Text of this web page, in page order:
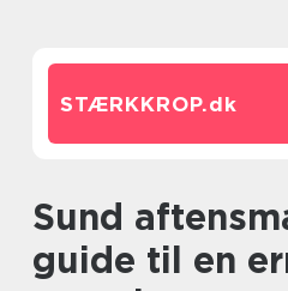
STÆRKKROP.dk
Sund aftensmad: En
guide til en